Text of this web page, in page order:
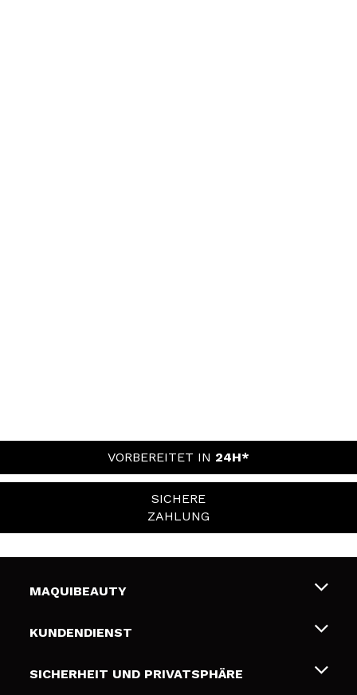
VORBEREITET IN 24H*
SICHERE
ZAHLUNG
MAQUIBEAUTY
Über uns
Geschenkkarten
KUNDENDIENST
Liefer- und Versandkosten
SICHERHEIT UND PRIVATSPHÄRE